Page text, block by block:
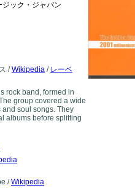
ジック・ジャパン
/Wikipedia / レーベ
rock band, formed in
group covered a wide
soul songs. They
albums before splitting
/Wikipedia